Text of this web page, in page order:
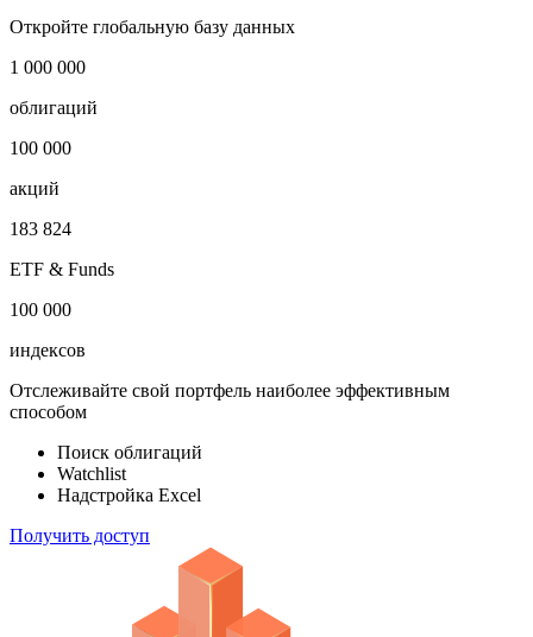
Откройте глобальную базу данных
1 000 000
облигаций
100 000
акций
183 824
ETF & Funds
100 000
индексов
Отслеживайте свой портфель наиболее эффективным
способом
Поиск облигаций
Watchlist
Надстройка Excel
Получить доступ